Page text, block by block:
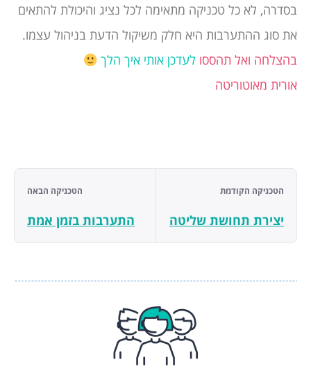
בסדרה, לא כל טכניקה מתאימה לכל נציג והיכולת להתאים
את סוג ההתערבות היא חלק משיקול הדעת בניהול עצמו.
בהצלחה ואל תהססו לעדכן אותי איך הלך
אורית מאוטוריטה
הטכניקה הקודמת
יצירת תחושת שליטה
הטכניקה הבאה
התערבות בזמן אמת